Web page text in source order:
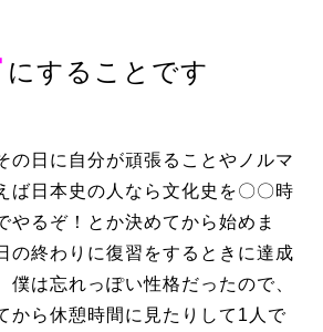
にすることです
の日に自分が頑張ることやノルマ
ば日本史の人なら文化史を〇〇時
るぞ！とか決めてから始めま
の終わりに復習をするときに達成
僕は忘れっぽい性格だったので、
から休憩時間に見たりして1人で